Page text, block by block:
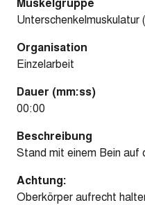
Unterschenkelmuskulatur
Organisation
Einzelarbeit
Dauer (mm:ss)
00:00
Beschreibung
Stand mit einem Bein auf
Achtung:
Oberkörper aufrecht